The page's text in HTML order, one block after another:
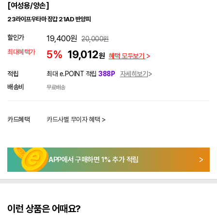
[여성용/양손]
23라이프우타마 장갑 21AD 반양피
할인가 19,400원 20,000원
최대혜택가
5% 19,012원 혜택 모두보기
적립 최대 e.POINT 적립 388P
자세히보기
배송비
무료배송
카드혜택 카드사별 무이자 혜택 >
APP에서 구매하면 1% 추가 적립
이런 상품은 어때요?